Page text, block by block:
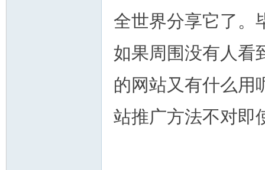
全世界分享它了。
如果周围没有人看
的网站又有什么用
站推广方法不对即